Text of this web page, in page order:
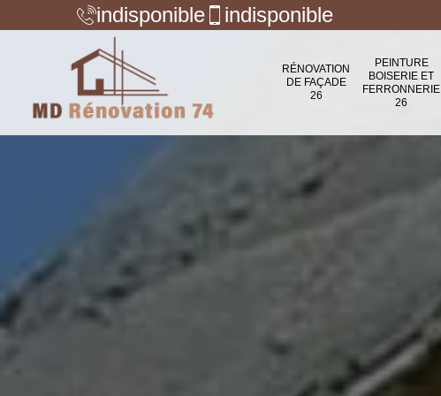
indisponible indisponible
RÉNOVATION
DE FAÇADE
26
PEINTURE
BOISERIE ET
FERRONNERIE
26